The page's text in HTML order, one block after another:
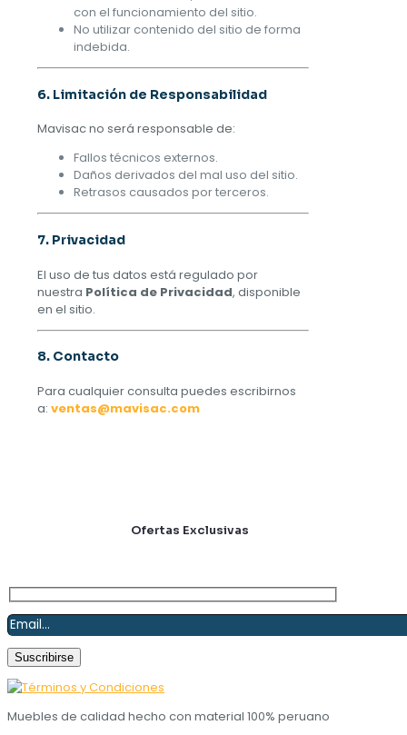
con el funcionamiento del sitio.
No utilizar contenido del sitio de forma
indebida.
6. Limitación de Responsabilidad
Mavisac no será responsable de:
Fallos técnicos externos.
Daños derivados del mal uso del sitio.
Retrasos causados por terceros.
7. Privacidad
El uso de tus datos está regulado por
nuestra Política de Privacidad, disponible
en el sitio.
8. Contacto
Para cualquier consulta puedes escribirnos
a: ventas@mavisac.com
Ofertas Exclusivas
Muebles de calidad hecho con material 100% peruano